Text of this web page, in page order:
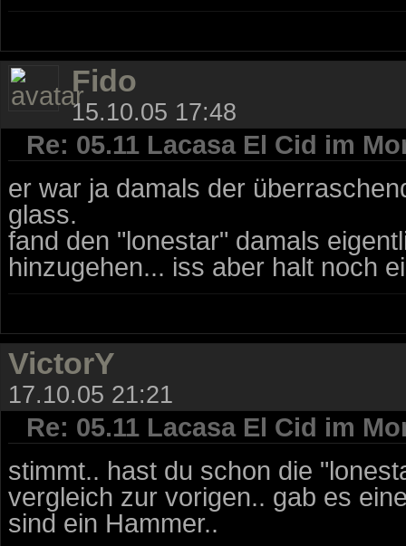
Fido
15.10.05 17:48
Re: 05.11 Lacasa El Cid im
er war ja damals der
glass.
fand den "lonestar" damals
hinzugehen... iss aber halt noch
VictorY
17.10.05 21:21
Re: 05.11 Lacasa El Cid im
stimmt.. hast du schon die
vergleich zur vorigen.. gab es
sind ein Hammer..